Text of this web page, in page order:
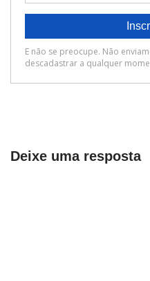
Deixe uma resposta